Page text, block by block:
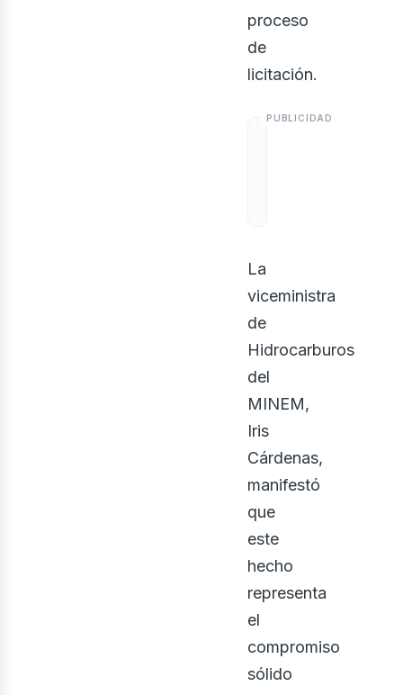
proceso
de
licitación.
La
viceministra
de
Hidrocarburos
del
MINEM,
Iris
Cárdenas,
manifestó
que
este
hecho
representa
el
compromiso
sólido